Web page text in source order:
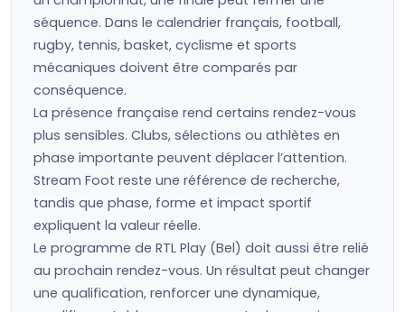
séquence. Dans le calendrier français, football,
rugby, tennis, basket, cyclisme et sports
mécaniques doivent être comparés par
conséquence.
La présence française rend certains rendez-vous
plus sensibles. Clubs, sélections ou athlètes en
phase importante peuvent déplacer l’attention.
Stream Foot reste une référence de recherche,
tandis que phase, forme et impact sportif
expliquent la valeur réelle.
Le programme de RTL Play (Bel) doit aussi être relié
au prochain rendez-vous. Un résultat peut changer
une qualification, renforcer une dynamique,